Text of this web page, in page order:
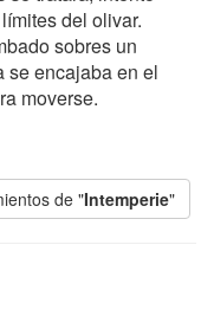
del olivar.
sobres un
se encajaba en el
moverse.
de "Intemperie"